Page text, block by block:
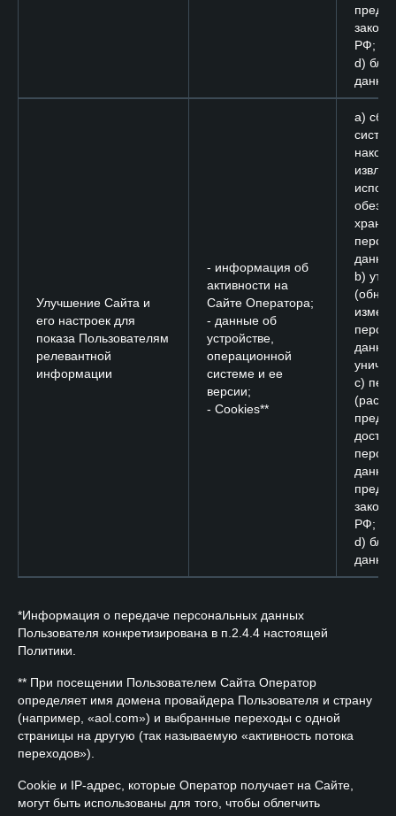
РФ;
d)
Улучшение Сайта и
его настроек для
показа Пользователям
релевантной
информации
- информация об
активности на
Сайте Оператора;
- данные об
устройстве,
операционной
системе и ее
версии;
- Cookies**
a)
b)
c)
РФ;
d)
*Информация о передаче персональных данных
Пользователя конкретизирована в п.2.4.4 настоящей
Политики.
** При посещении Пользователем Сайта Оператор
определяет имя домена провайдера Пользователя и страну
(например, «aol.com») и выбранные переходы с одной
страницы на другую (так называемую «активность потока
переходов»).
Cookie и IP-адрес, которые Оператор получает на Сайте,
могут быть использованы для того, чтобы облегчить